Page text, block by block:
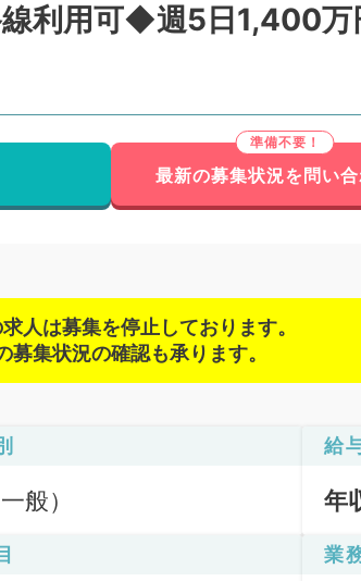
線利用可◆週5日1,400
最新の募集状況を問い
人は募集を停止しております。
募集状況の確認も承ります。
般）
給
年
業